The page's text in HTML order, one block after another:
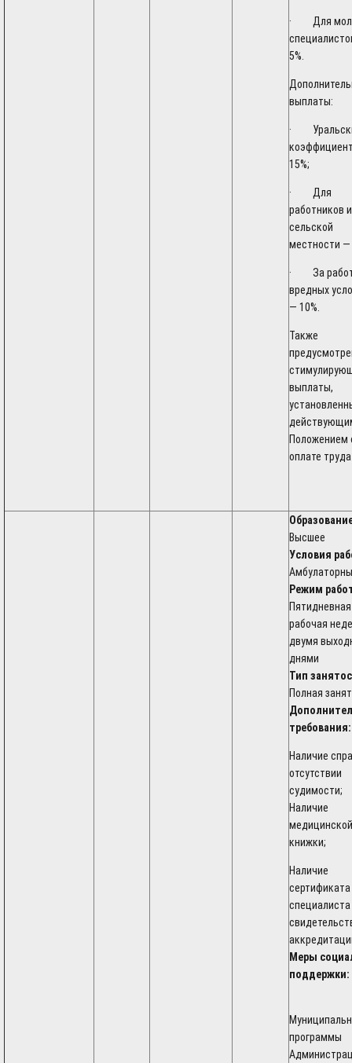
· Для
5%.
выплаты:
·
15%;
· Для
работников
сельской
местности —
· За
вредных
— 10%.
Также
выплаты,
Положением
оплате труда
Высшее
Условия
Режим
Пятидневная
рабочая
двумя
днями
Тип
Полная
требования:
Наличие
отсутствии
судимости;
Наличие
медицинской
книжки;
Наличие
сертификата
Меры
поддержки:
программы